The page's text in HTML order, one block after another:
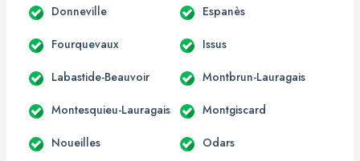
Donneville Espanès
Fourquevaux Issus
Labastide-Beauvoir Montbrun-Lauragais
Montesquieu-Lauragais Montgiscard
Noueilles Odars